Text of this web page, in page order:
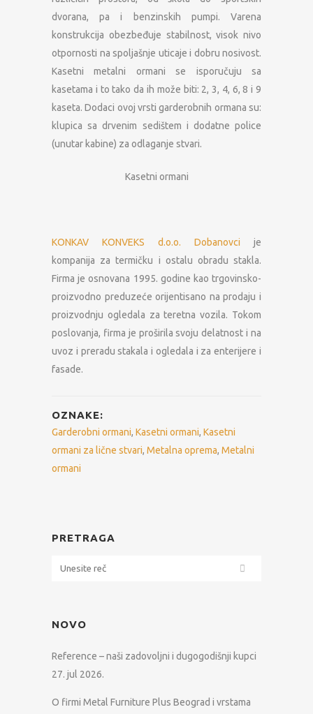
dvorana, pa i benzinskih pumpi. Varena
konstrukcija obezbeđuje stabilnost, visok nivo
otpornosti na spoljašnje uticaje i dobru nosivost.
Kasetni metalni ormani se isporučuju sa
kasetama i to tako da ih može biti: 2, 3, 4, 6, 8 i 9
kaseta. Dodaci ovoj vrsti garderobnih ormana su:
klupica sa drvenim sedištem i dodatne police
(unutar kabine) za odlaganje stvari.
Kasetni ormani
KONKAV KONVEKS d.o.o. Dobanovci je
kompanija za termičku i ostalu obradu stakla.
Firma je osnovana 1995. godine kao trgovinsko-
proizvodno preduzeće orijentisano na prodaju i
proizvodnju ogledala za teretna vozila. Tokom
poslovanja, firma je proširila svoju delatnost i na
uvoz i preradu stakala i ogledala i za enterijere i
fasade.
OZNAKE:
Garderobni ormani, Kasetni ormani, Kasetni
ormani za lične stvari, Metalna oprema, Metalni
ormani
PRETRAGA
NOVO
Reference – naši zadovoljni i dugogodišnji kupci
27. jul 2026.
O firmi Metal Furniture Plus Beograd i vrstama